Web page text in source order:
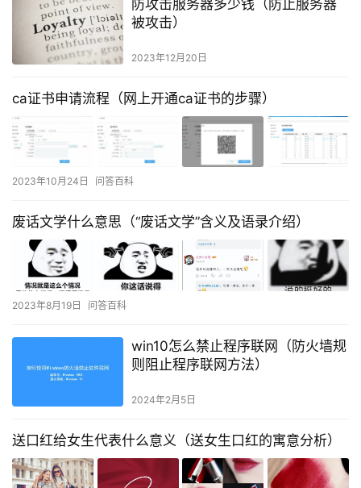
防攻击服务器多少钱（防止服务器
被攻击）
2023年12月20日
ca证书申请流程（网上开通ca证书的步骤）
2023年10月24日 问答百科
废话文学什么意思（“废话文学”含义及语录介绍）
2023年8月19日 问答百科
win10怎么禁止程序联网（防火墙规
则阻止程序联网方法）
2024年2月5日
送口红给女生代表什么意义（送女生口红的寓意分析）